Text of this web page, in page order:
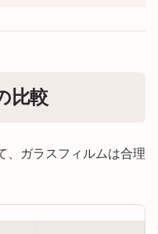
比較
、ガラスフィルムは合理